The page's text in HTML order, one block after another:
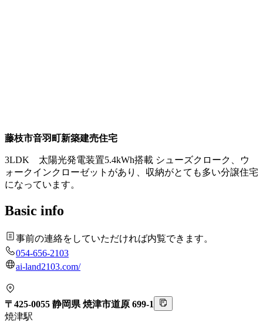
藤枝市音羽町新築建売住宅
3LDK 太陽光発電装置5.4kWh搭載 シューズクローク、ウ
ォークインクローゼットがあり、収納がとても多い分譲住宅
になっています。
Basic info
事前の連絡をしていただければ内覧できます。
054-656-2103
ai-land2103.com/
〒425-0055 静岡県 焼津市道原 699-1
焼津駅